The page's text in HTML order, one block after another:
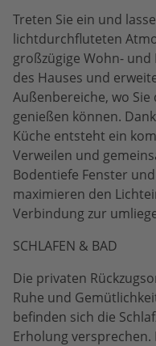
Treten Sie ein und
lichtdurchfluteten
großzügige Wohn-
des Hauses und
Außenbereiche, wo
genießen können.
Küche entsteht ein
Verweilen und
Bodentiefe Fenster
maximieren den
Verbindung zur
SCHLAFEN & BAD
Die privaten
Ruhe und
befinden sich die
Erholung versprechen.